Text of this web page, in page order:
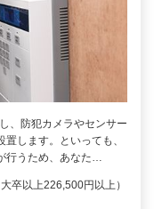
、防犯カメラやセンサー
します。といっても、
行うため、あなた…
卒以上226,500円以上）